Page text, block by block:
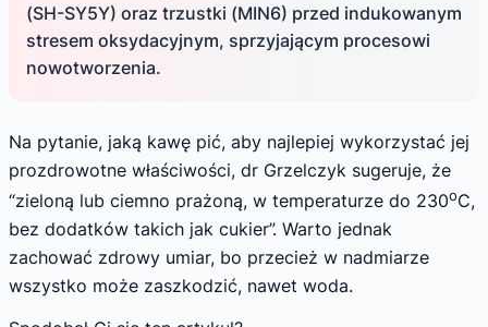
(SH-SY5Y) oraz trzustki (MIN6) przed indukowanym
stresem oksydacyjnym, sprzyjającym procesowi
nowotworzenia.
Na pytanie, jaką kawę pić, aby najlepiej wykorzystać jej
prozdrowotne właściwości, dr Grzelczyk sugeruje, że
“zieloną lub ciemno prażoną, w temperaturze do 230oC,
bez dodatków takich jak cukier”. Warto jednak
zachować zdrowy umiar, bo przecież w nadmiarze
wszystko może zaszkodzić, nawet woda.